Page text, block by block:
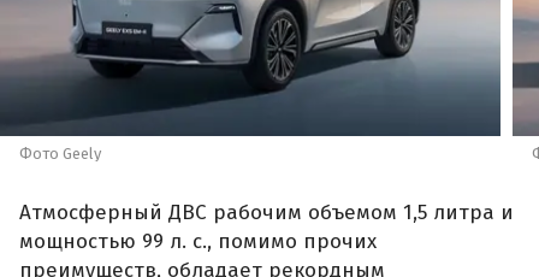
Фото Geely
Атмосферный ДВС рабочим объемом 1,5 литра и
мощностью 99 л. с., помимо прочих
преимуществ, обладает рекордным